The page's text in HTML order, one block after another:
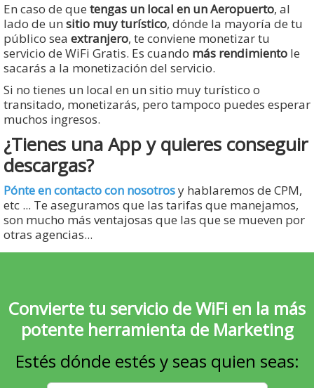
En caso de que tengas un local en un Aeropuerto, al
lado de un sitio muy turístico, dónde la mayoría de tu
público sea extranjero, te conviene monetizar tu
servicio de WiFi Gratis. Es cuando más rendimiento le
sacarás a la monetización del servicio.
Si no tienes un local en un sitio muy turístico o
transitado, monetizarás, pero tampoco puedes esperar
muchos ingresos.
¿Tienes una App y quieres conseguir
descargas?
Pónte en contacto con nosotrosy hablaremos de CPM,
etc ... Te aseguramos que las tarifas que manejamos,
son mucho más ventajosas que las que se mueven por
otras agencias...
Convierte tu servicio de WiFi en la más
potente herramienta de Marketing
Estés dónde estés y seas quien seas: